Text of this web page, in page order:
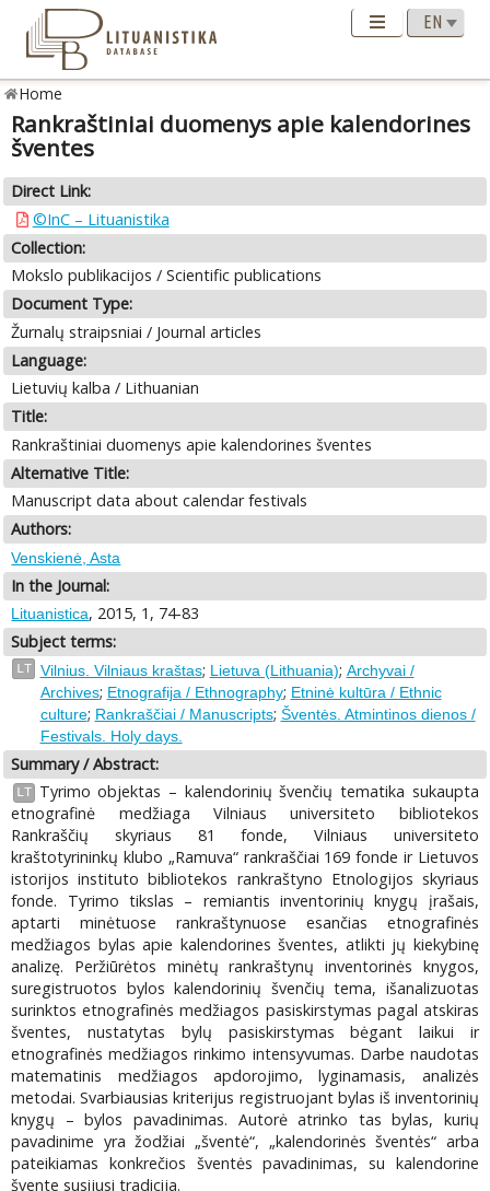
Home
Rankraštiniai duomenys apie kalendorines
šventes
Direct Link:
©InC – Lituanistika
Collection:
Mokslo publikacijos / Scientific publications
Document Type:
Žurnalų straipsniai / Journal articles
Language:
Lietuvių kalba / Lithuanian
Title:
Rankraštiniai duomenys apie kalendorines šventes
Alternative Title:
Manuscript data about calendar festivals
Authors:
Venskienė, Asta
In the Journal:
Lituanistica, 2015, 1, 74-83
Subject terms:
LT Vilnius. Vilniaus kraštas; Lietuva (Lithuania); Archyvai /
Archives; Etnografija / Ethnography; Etninė kultūra / Ethnic
culture; Rankraščiai / Manuscripts; Šventės. Atmintinos dienos /
Festivals. Holy days.
Summary / Abstract:
LT
Tyrimo objektas – kalendorinių švenčių tematika sukaupta
etnografinė medžiaga Vilniaus universiteto bibliotekos
Rankraščių skyriaus 81 fonde, Vilniaus universiteto
kraštotyrininkų klubo „Ramuva“ rankraščiai 169 fonde ir Lietuvos
istorijos instituto bibliotekos rankraštyno Etnologijos skyriaus
fonde. Tyrimo tikslas – remiantis inventorinių knygų įrašais,
aptarti minėtuose rankraštynuose esančias etnografinės
medžiagos bylas apie kalendorines šventes, atlikti jų kiekybinę
analizę. Peržiūrėtos minėtų rankraštynų inventorinės knygos,
suregistruotos bylos kalendorinių švenčių tema, išanalizuotas
surinktos etnografinės medžiagos pasiskirstymas pagal atskiras
šventes, nustatytas bylų pasiskirstymas bėgant laikui ir
etnografinės medžiagos rinkimo intensyvumas. Darbe naudotas
matematinis medžiagos apdorojimo, lyginamasis, analizės
metodai. Svarbiausias kriterijus registruojant bylas iš inventorinių
knygų – bylos pavadinimas. Autorė atrinko tas bylas, kurių
pavadinime yra žodžiai „šventė“, „kalendorinės šventės“ arba
pateikiamas konkrečios šventės pavadinimas, su kalendorine
švente susijusi tradicija.